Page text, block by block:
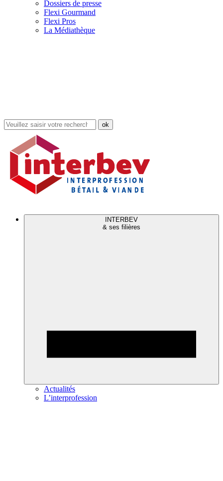
Dossiers de presse
Flexi Gourmand
Flexi Pros
La Médiathèque
Rechercher
dans
site
INTERBEV
& ses filières
Actualités
L’interprofession